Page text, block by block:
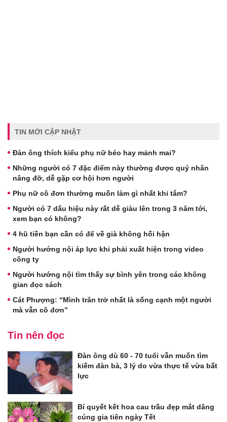
TIN MỚI CẬP NHẬT
Đàn ông thích kiểu phụ nữ béo hay mảnh mai?
Những người có 7 đặc điểm này thường được quý nhân
nâng đỡ, dễ gặp cơ hội hơn người
Phụ nữ cô đơn thường muốn làm gì nhất khi tắm?
Người có 7 dấu hiệu này rất dễ giàu lên trong 3 năm tới,
xem bạn có không?
4 hũ tiền bạn cần có để về già không hối hận
Người hướng nội áp lực khi phải xuất hiện trong video
công ty
Người hướng nội tìm thấy sự bình yên trong các không
gian đọc sách
Cát Phượng: “Mình trăn trở nhất là sống cạnh một người
mà vẫn cô đơn”
Tin nên đọc
Đàn ông dù 60 - 70 tuổi vẫn muốn tìm
kiếm đàn bà, 3 lý do vừa thực tế vừa bất
lực
Bí quyết kết hoa cau trầu đẹp mắt dâng
cúng gia tiên ngày Tết